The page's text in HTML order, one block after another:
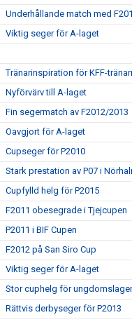
Underhållande match med
Viktig seger för A-laget
Tränarinspiration för KFF-
Nyförvärv till A-laget
Fin segermatch av F2012/2013
Oavgjort för A-laget
Cupseger för P2010
Stark prestation av P07 i
Cupfylld helg för P2015
F2011 obesegrade i Tjejcupen
P2011 i BIF Cupen
F2012 på San Siro Cup
Viktig seger för A-laget
Stor cuphelg för
Rättvis derbyseger för P2013